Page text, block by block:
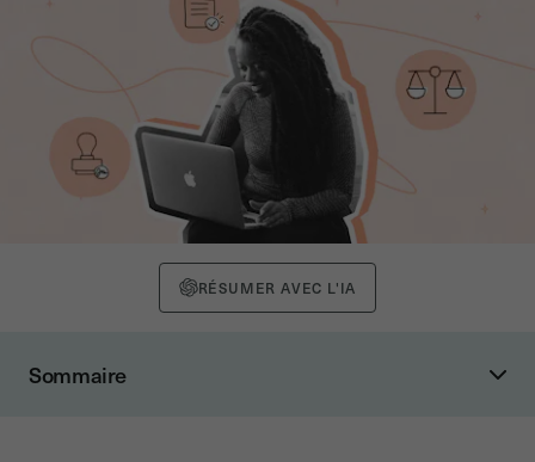
RÉSUMER AVEC L'IA
Sommaire